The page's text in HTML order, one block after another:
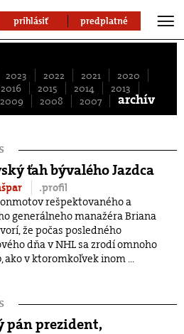
prihlásiť predplatné
2023 2022 2021
2020
2016 2015 2014
2013
2009 2008 2007 archív
ťah bývalého Jazdca
.profil
rešpektovaného a
generálneho manažéra Briana
že počas posledného
dňa v NHL sa zrodí omnoho
ako v ktoromkoľvek inom ...
pán prezident,